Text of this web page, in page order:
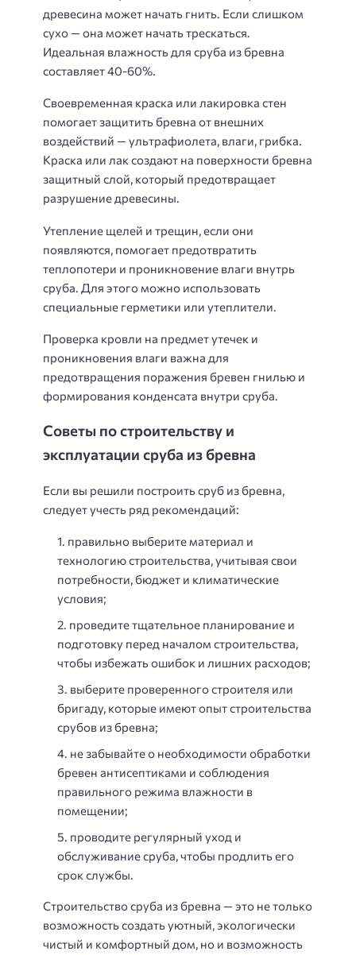
древесина может начать гнить. Если слишком
сухо — она может начать трескаться.
Идеальная влажность для сруба из бревна
составляет 40-60%.
Своевременная краска или лакировка стен
помогает защитить бревна от внешних
воздействий — ультрафиолета, влаги, грибка.
Краска или лак создают на поверхности бревна
защитный слой, который предотвращает
разрушение древесины.
Утепление щелей и трещин, если они
появляются, помогает предотвратить
теплопотери и проникновение влаги внутрь
сруба. Для этого можно использовать
специальные герметики или утеплители.
Проверка кровли на предмет утечек и
проникновения влаги важна для
предотвращения поражения бревен гнилью и
формирования конденсата внутри сруба.
Советы по строительству и
эксплуатации сруба из бревна
Если вы решили построить сруб из бревна,
следует учесть ряд рекомендаций:
правильно выберите материал и
технологию строительства, учитывая свои
потребности, бюджет и климатические
условия;
проведите тщательное планирование и
подготовку перед началом строительства,
чтобы избежать ошибок и лишних расходов;
выберите проверенного строителя или
бригаду, которые имеют опыт строительства
срубов из бревна;
не забывайте о необходимости обработки
бревен антисептиками и соблюдения
правильного режима влажности в
помещении;
проводите регулярный уход и
обслуживание сруба, чтобы продлить его
срок службы.
Строительство сруба из бревна — это не только
возможность создать уютный, экологически
чистый и комфортный дом, но и возможность